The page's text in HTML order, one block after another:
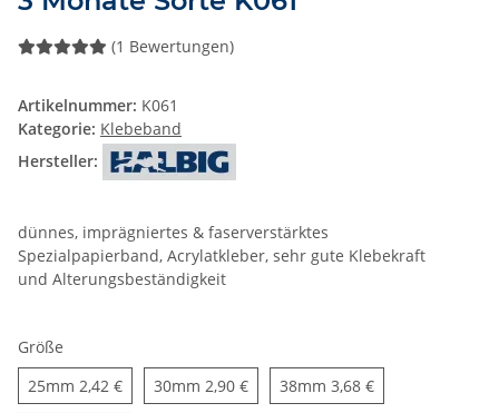
(1 Bewertungen)
Artikelnummer: K061
Kategorie: Klebeband
Hersteller:
dünnes, imprägniertes & faserverstärktes
Spezialpapierband, Acrylatkleber, sehr gute Klebekraft
und Alterungsbeständigkeit
Größe
25mm 25mm
2,42 € 30mm 30mm
2,90 € 38mm 38mm
3,68 €